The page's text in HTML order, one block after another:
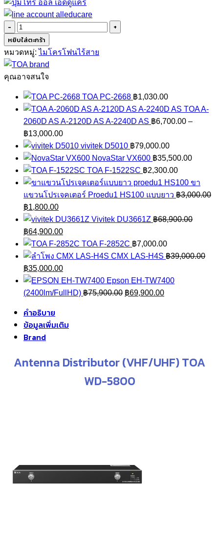
จำนวน
TOA
WD-
5800
ชิ้น
หยิบใส่ตะกร้า
หมวดหมู่:ไมโครโฟนไร้สาย
คุณอาจสนใจ
TOA PC-2668 ฿1,030.00
TOA A-
2060D AS A-2120D AS A-2240D AS ฿6,700.00 –
฿13,000.00Price
range:
฿6,700.00
through
฿13,000.00
vivitek D5010 ฿79,000.00
NovaStar VX600 ฿35,500.00
TOA F-1522SC ฿2,300.00
ขา
แขวนโปรเจคเตอร์ Proedu1 HS100 แบบยาว ฿3,000.00
Original
price
was:
฿3,000.00.
฿1,800.00Current
price
is:
฿1,800.00.
Vivitek DU3661Z ฿68,900.00
Original
price
was:
฿68,900.00.
฿64,900.00Current
price
is:
฿64,900.00.
TOA F-2852C ฿7,000.00
CMX LAS-H4S ฿39,000.00
Original
price
was:
฿35,000.00Current
price
is:
Epson EH-TW7400
(2400lm/FullHD) ฿75,900.00 Original
฿69,900.00Current
คำอธิบาย
ข้อมูลเพิ่มเติม
Brand
Antenna Distributor (VHF/UHF) TOA
WD-5800